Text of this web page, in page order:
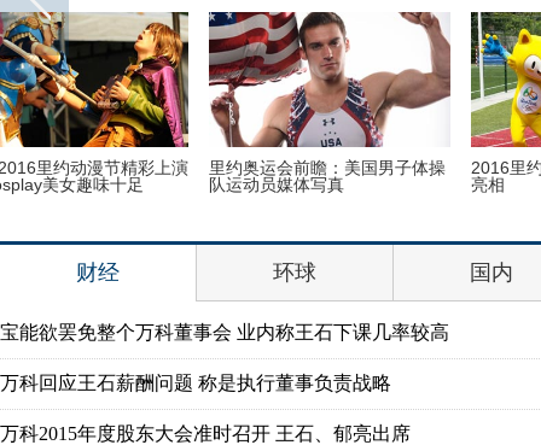
陪新女友在加拿大家中“宅”一周
哈里王子找到真爱了？
世界上最老的民族正在面临文化
危机
财经 环球 国内
宝能欲罢免整个万科董事会 业内称王石下课几率较高
万科回应王石薪酬问题 称是执行董事负责战略
万科2015年度股东大会准时召开 王石、郁亮出席